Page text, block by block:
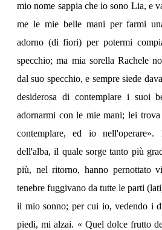
mio nome sappia che io sono Lia, e
me le mie belle mani per farmi
adorno (di fiori) per potermi
specchio; ma mia sorella Rachele
dal suo specchio, e sempre siede
desiderosa di contemplare i suoi
adornarmi con le mie mani; lei
contemplare, ed io
dell'alba, il quale sorge tanto più
più, nel ritorno, hanno pernottato
tenebre fuggivano da tutte le parti
il mio sonno; per cui io, vedendo i
piedi, mi alzai. « Quel dolce frutto